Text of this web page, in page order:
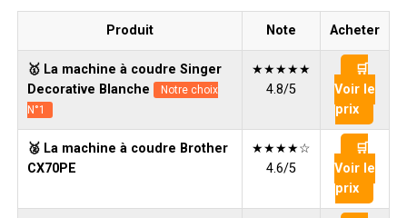
Produit Note Acheter
🥇 La machine à coudre Singer
Decorative Blanche
Notre choix
N°1
★★★★★
4.8/5
🛒
Voir le
prix
🥈 La machine à coudre Brother
CX70PE
★★★★☆
4.6/5
🛒
Voir le
prix